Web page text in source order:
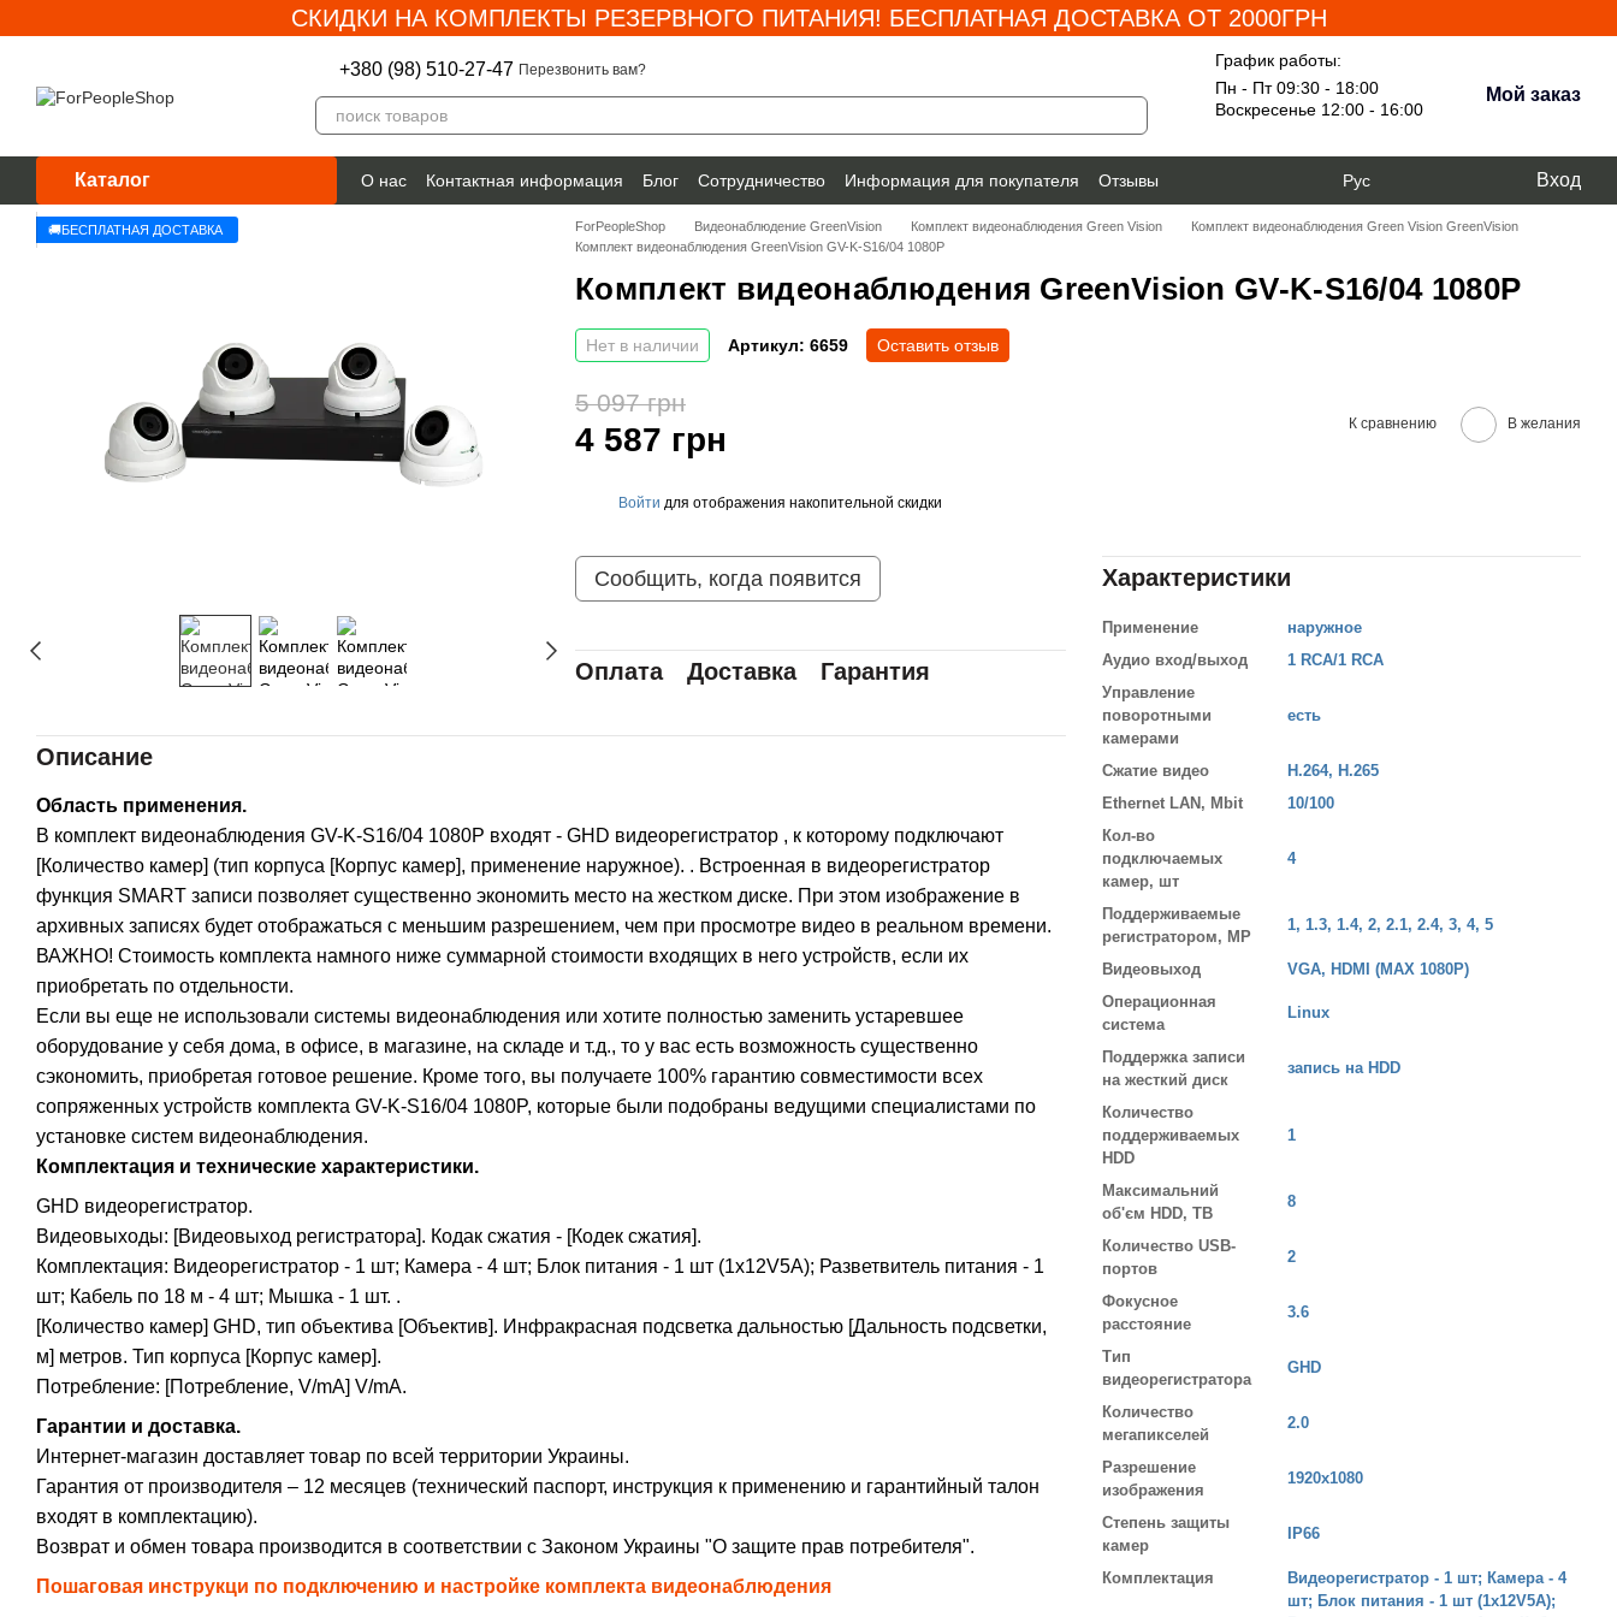
СКИДКИ НА КОМПЛЕКТЫ РЕЗЕРВНОГО ПИТАНИЯ! БЕСПЛАТНАЯ ДОСТАВКА ОТ 2000ГРН
+380 (98) 510-27-47 Перезвонить вам?
График работы:
Пн - Пт 09:30 - 18:00
Воскресенье 12:00 - 16:00
Мой заказ
Каталог О нас Контактная информация Блог Сотрудничество Информация для покупателя
Отзывы
Гарантия
Рус Вход
🚚БЕСПЛАТНАЯ ДОСТАВКА ForPeopleShop Видеонаблюдение GreenVision Комплект видеонаблюдения Green Vision
Комплект видеонаблюдения Green Vision GreenVision
Комплект видеонаблюдения GreenVision GV-K-S16/04 1080P
Комплект видеонаблюдения GreenVision GV-K-S16/04 1080P
Нет в наличии Артикул: 6659 Оставить отзыв
4 587 грн
5 097 грн
К сравнению В желания
Войти для отображения накопительной скидки
Сообщить, когда появится
Оплата Доставка Гарантия
Характеристики
Применение
наружное
Аудио вход/выход
1 RCA/1 RCA
Управление
поворотными
камерами
есть
Сжатие видео
H.264, H.265
Ethernet LAN, Mbit
10/100
Кол-во
подключаемых
камер, шт
4
Поддерживаемые
регистратором, MP
1, 1.3, 1.4, 2, 2.1, 2.4, 3, 4, 5
Видеовыход
VGA, HDMI (MAX 1080P)
Операционная
система
Linux
Поддержка записи
на жесткий диск
запись на HDD
Количество
поддерживаемых
HDD
1
Максимальний
об'єм HDD, TB
8
Количество USB-
портов
2
Фокусное
расстояние
3.6
Тип
видеорегистратора
GHD
Количество
мегапикселей
2.0
Разрешение
изображения
1920х1080
Степень защиты
камер
IP66
Комплектация
Видеорегистратор - 1 шт; Камера - 4
шт; Блок питания - 1 шт (1х12V5А);
Описание
Область применения.
В комплект видеонаблюдения GV-K-S16/04 1080P входят - GHD видеорегистратор , к которому подключают
[Количество камер] (тип корпуса [Корпус камер], применение наружное). . Встроенная в видеорегистратор
функция SMART записи позволяет существенно экономить место на жестком диске. При этом изображение в
архивных записях будет отображаться с меньшим разрешением, чем при просмотре видео в реальном времени.
ВАЖНО! Стоимость комплекта намного ниже суммарной стоимости входящих в него устройств, если их
приобретать по отдельности.
Если вы еще не использовали системы видеонаблюдения или хотите полностью заменить устаревшее
оборудование у себя дома, в офисе, в магазине, на складе и т.д., то у вас есть возможность существенно
сэкономить, приобретая готовое решение. Кроме того, вы получаете 100% гарантию совместимости всех
сопряженных устройств комплекта GV-K-S16/04 1080P, которые были подобраны ведущими специалистами по
установке систем видеонаблюдения.
Комплектация и технические характеристики.
GHD видеорегистратор.
Видеовыходы: [Видеовыход регистратора]. Кодак сжатия - [Кодек сжатия].
Комплектация: Видеорегистратор - 1 шт; Камера - 4 шт; Блок питания - 1 шт (1х12V5А); Разветвитель питания - 1
шт; Кабель по 18 м - 4 шт; Мышка - 1 шт. .
[Количество камер] GHD, тип объектива [Объектив]. Инфракрасная подсветка дальностью [Дальность подсветки,
м] метров. Тип корпуса [Корпус камер].
Потребление: [Потребление, V/mA] V/mA.
Гарантии и доставка.
Интернет-магазин доставляет товар по всей территории Украины.
Гарантия от производителя – 12 месяцев (технический паспорт, инструкция к применению и гарантийный талон
входят в комплектацию).
Возврат и обмен товара производится в соответствии с Законом Украины "О защите прав потребителя".
Пошаговая инструкци по подключению и настройке комплекта видеонаблюдения